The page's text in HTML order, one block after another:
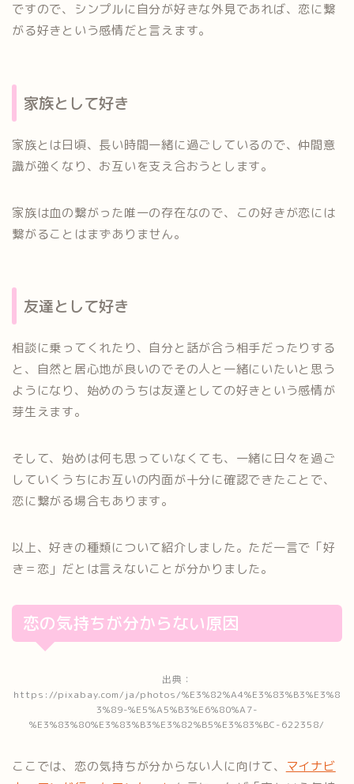
ですので、シンプルに自分が好きな外見であれば、恋に繋
がる好きという感情だと言えます。
家族として好き
家族とは日頃、長い時間一緒に過ごしているので、仲間意
識が強くなり、お互いを支え合おうとします。
家族は血の繋がった唯一の存在なので、この好きが恋には
繋がることはまずありません。
友達として好き
相談に乗ってくれたり、自分と話が合う相手だったりする
と、自然と居心地が良いのでその人と一緒にいたいと思う
ようになり、始めのうちは友達としての好きという感情が
芽生えます。
そして、始めは何も思っていなくても、一緒に日々を過ご
していくうちにお互いの内面が十分に確認できたことで、
恋に繋がる場合もあります。
以上、好きの種類について紹介しました。ただ一言で「好
き＝恋」だとは言えないことが分かりました。
恋の気持ちが分からない原因
出典：
https://pixabay.com/ja/photos/%E3%82%A4%E3%83%B3%E3%8
3%89-%E5%A5%B3%E6%80%A7-
%E3%83%80%E3%83%B3%E3%82%B5%E3%83%BC-622358/
ここでは、恋の気持ちが分からない人に向けて、
マイナビ